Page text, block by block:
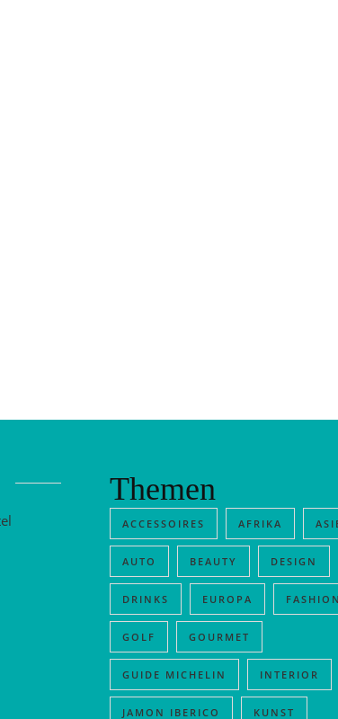
Themen
ACCESSOIRES AFRIKA
AUTO BEAUTY DESIGN
DRINKS EUROPA FASHION
GOLF GOURMET
GUIDE MICHELIN INTERIOR
JAMON IBERICO KUNST